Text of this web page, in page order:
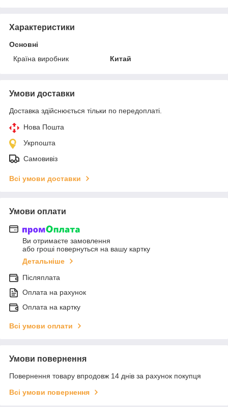
Характеристики
Основні
Країна виробник
Китай
Умови доставки
Доставка здійснюється тільки по передоплаті.
Нова Пошта
Укрпошта
Самовивіз
Всі умови доставки
Умови оплати
Ви отримаєте замовлення
або гроші повернуться на вашу картку
Детальніше
Післяплата
Оплата на рахунок
Оплата на картку
Всі умови оплати
Умови повернення
Повернення товару впродовж 14 днів за рахунок покупця
Всі умови повернення